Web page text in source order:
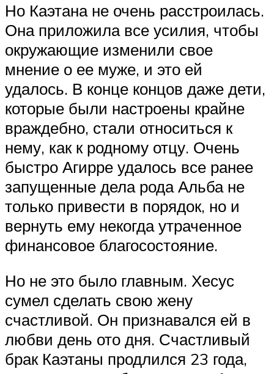
Но Каэтана не очень расстроилась.
Она приложила все усилия, чтобы
окружающие изменили свое
мнение о ее муже, и это ей
удалось. В конце концов даже дети,
которые были настроены крайне
враждебно, стали относиться к
нему, как к родному отцу. Очень
быстро Агирре удалось все ранее
запущенные дела рода Альба не
только привести в порядок, но и
вернуть ему некогда утраченное
финансовое благосостояние.
Но не это было главным. Хесус
сумел сделать свою жену
счастливой. Он признавался ей в
любви день ото дня. Счастливый
брак Каэтаны продлился 23 года,